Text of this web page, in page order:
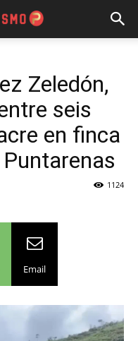
Zeledón,
seis
en finca
1124
Email